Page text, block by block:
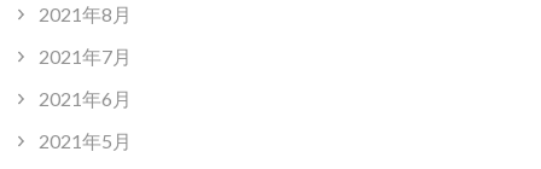
2021年8月
2021年7月
2021年6月
2021年5月